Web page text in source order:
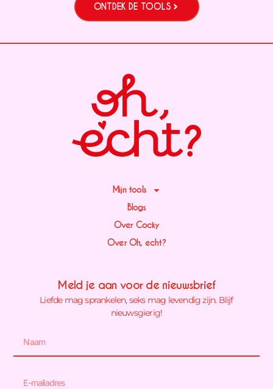
ONTDEK DE TOOLS
Mijn tools
Blogs
Over Cocky
Over Oh, echt?
Meld je aan voor de nieuwsbrief
Liefde mag sprankelen, seks mag levendig zijn. Blijf
nieuwsgierig!